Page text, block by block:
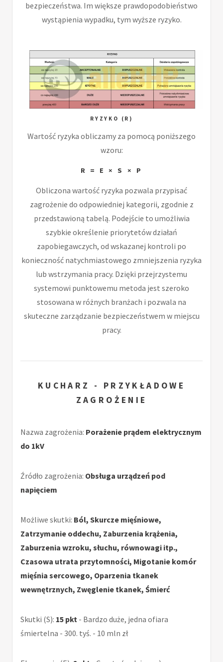
bezpieczeństwa. Im większe prawdopodobieństwo
wystąpienia wypadku, tym wyższe ryzyko.
RYZYKO (R)
Wartość ryzyka obliczamy za pomocą poniższego
wzoru:
R = E × S × P
Obliczona wartość ryzyka pozwala przypisać
zagrożenie do odpowiedniej kategorii, zgodnie z
przedstawioną tabelą. Podejście to umożliwia
szybkie określenie priorytetów działań
zapobiegawczych, od wskazanej kontroli po
konieczność natychmiastowego zmniejszenia ryzyka
lub wstrzymania pracy. Dzięki przejrzystemu
systemowi punktowemu metoda jest szeroko
stosowana w różnych branżach i pozwala na
skuteczne zarządzanie bezpieczeństwem w miejscu
pracy.
KUCHARZ - PRZYKŁADOWE
ZAGROŻENIE
Nazwa zagrożenia: Porażenie prądem elektrycznym
do 1kV
Źródło zagrożenia: Obsługa urządzeń pod
napięciem
Możliwe skutki: Ból, Skurcze mięśniowe,
Zatrzymanie oddechu, Zaburzenia krążenia,
Zaburzenia wzroku, słuchu, równowagi itp.,
Czasowa utrata przytomności, Migotanie komór
mięśnia sercowego, Oparzenia tkanek
wewnętrznych, Zwęglenie tkanek, Śmierć
Skutki (S): 15 pkt - Bardzo duże, jedna ofiara
śmiertelna - 300. tyś. - 10 mln zł